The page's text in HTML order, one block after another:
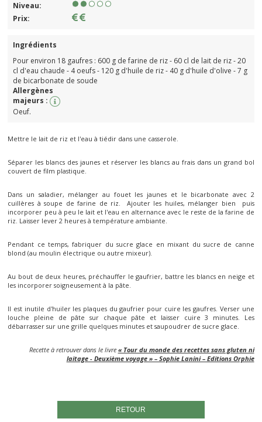
Niveau:
Prix:
Ingrédients
Pour environ 18 gaufres : 600 g de farine de riz - 60 cl de lait de riz - 20
cl d'eau chaude - 4 oeufs - 120 g d'huile de riz - 40 g d'huile d'olive - 7 g
de bicarbonate de soude
Allergènes
majeurs :
Oeuf.
Mettre le lait de riz et l'eau à tiédir dans une casserole.
Séparer les blancs des jaunes et réserver les blancs au frais dans un grand bol
couvert de film plastique.
Dans un saladier, mélanger au fouet les jaunes et le bicarbonate avec 2
cuillères à soupe de farine de riz. Ajouter les huiles, mélanger bien puis
incorporer peu à peu le lait et l'eau en alternance avec le reste de la farine de
riz. Laisser lever 2 heures à température ambiante.
Pendant ce temps, fabriquer du sucre glace en mixant du sucre de canne
blond (au moulin électrique ou autre mixeur).
Au bout de deux heures, préchauffer le gaufrier, battre les blancs en neige et
les incorporer soigneusement à la pâte.
Il est inutile d'huiler les plaques du gaufrier pour cuire les gaufres. Verser une
louche pleine de pâte sur chaque pâte et laisser cuire 3 minutes. Les
débarrasser sur une grille quelques minutes et saupoudrer de sucre glace.
Recette à retrouver dans le livre « Tour du monde des recettes sans gluten ni
laitage - Deuxième voyage » – Sophie Lanini – Editions Orphie
RETOUR